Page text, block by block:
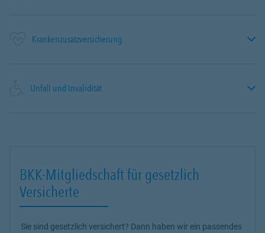
Krankenzusatzversicherung
Unfall und Invalidität
BKK-Mitgliedschaft für gesetzlich
Versicherte
Sie sind gesetzlich versichert? Dann haben wir ein passendes